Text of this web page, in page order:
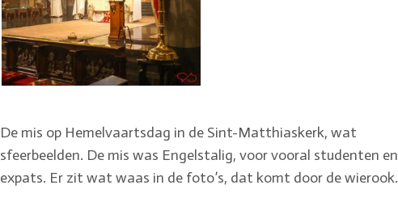
De mis op Hemelvaartsdag in de Sint-Matthiaskerk, wat
sfeerbeelden. De mis was Engelstalig, voor vooral studenten en
expats. Er zit wat waas in de foto’s, dat komt door de wierook.